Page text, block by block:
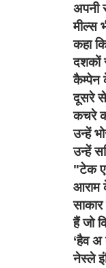
अपनी
मील्‍स
कहा
दशकों
कैम्‍पेन
दूसरे
कचरे
उन्‍हें
उन्‍हें
"टेक ए
आराम
हैं जो
‘हैव अ
नेस्‍ले